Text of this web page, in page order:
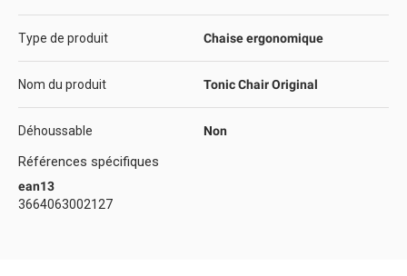
Type de produit Chaise ergonomique
Nom du produit Tonic Chair Original
Déhoussable Non
Références spécifiques
ean13
3664063002127